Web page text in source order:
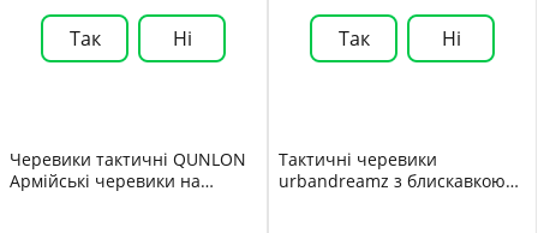
Так Ні
Черевики тактичні QUNLON
Армійські черевики на
Так Ні
Тактичні черевики
urbandreamz з блискавкою